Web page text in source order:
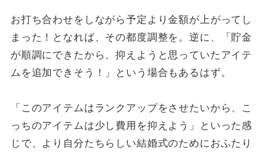
お打ち合わせをしながら予定より金額が上がってし
まった！となれば、その都度調整を。逆に、「貯金
が順調にできたから、抑えようと思っていたアイテ
ムを追加できそう！」という場合もあるはず。
「このアイテムはランクアップをさせたいから、こ
っちのアイテムは少し費用を抑えよう」といった感
じで、より自分たちらしい結婚式のためにおふたり